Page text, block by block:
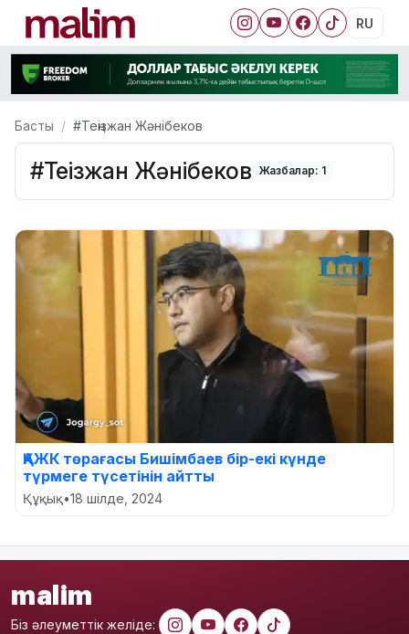
RU
Басты #Теңізжан Жәнібеков
#Теңізжан Жәнібеков Жазбалар: 1
ҚАЖК төрағасы Бишімбаев бір-екі күнде
түрмеге түсетінін айтты
Құқық•18 шілде, 2024
malim
Біз әлеуметтік желіде: